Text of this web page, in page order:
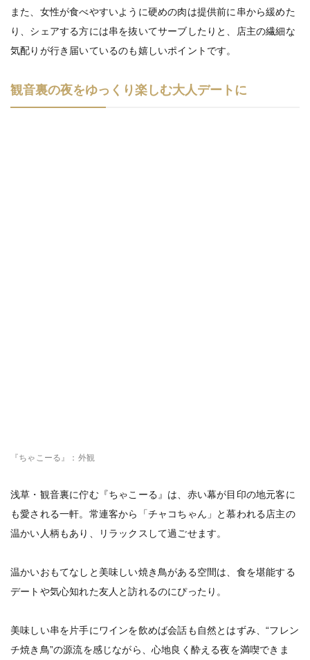
また、女性が食べやすいように硬めの肉は提供前に串から緩めた
り、シェアする方には串を抜いてサーブしたりと、店主の繊細な
気配りが行き届いているのも嬉しいポイントです。
観音裏の夜をゆっくり楽しむ大人デートに
『ちゃこーる』：外観
浅草・観音裏に佇む『ちゃこーる』は、赤い幕が目印の地元客に
も愛される一軒。常連客から「チャコちゃん」と慕われる店主の
温かい人柄もあり、リラックスして過ごせます。
温かいおもてなしと美味しい焼き鳥がある空間は、食を堪能する
デートや気心知れた友人と訪れるのにぴったり。
美味しい串を片手にワインを飲めば会話も自然とはずみ、“フレン
チ焼き鳥”の源流を感じながら、心地良く酔える夜を満喫できま